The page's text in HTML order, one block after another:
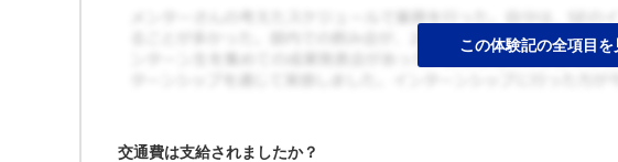
交通費は支給されましたか？